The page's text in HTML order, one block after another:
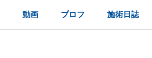
動画 プロフ 施術日誌